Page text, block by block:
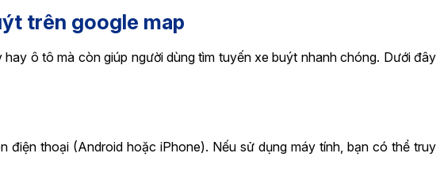
trên google map​
ô tô mà còn giúp người dùng tìm tuyến xe buýt nhanh chóng. Dưới đây
điện thoại (Android hoặc iPhone). Nếu sử dụng máy tính, bạn có thể truy